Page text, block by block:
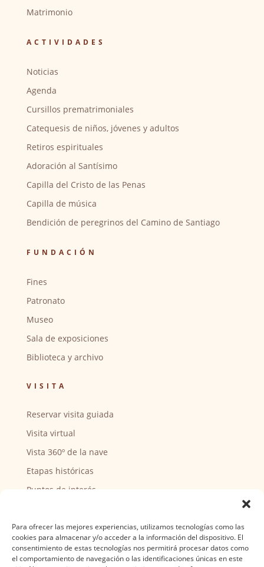
Para ofrecer las mejores experiencias, utilizamos tecnologías como las
cookies para almacenar y/o acceder a la información del dispositivo. El
consentimiento de estas tecnologías nos permitirá procesar datos como
el comportamiento de navegación o las identificaciones únicas en este
Matrimonio
ACTIVIDADES
Noticias
Agenda
Cursillos prematrimoniales
Catequesis de niños, jóvenes y adultos
Retiros espirituales
Adoración al Santísimo
Capilla del Cristo de las Penas
Capilla de música
Bendición de peregrinos del Camino de Santiago
FUNDACIÓN
Fines
Patronato
Museo
Sala de exposiciones
Biblioteca y archivo
VISITA
Reservar visita guiada
Visita virtual
Vista 360º de la nave
Etapas históricas
Puntos de interés
Actividades y horarios